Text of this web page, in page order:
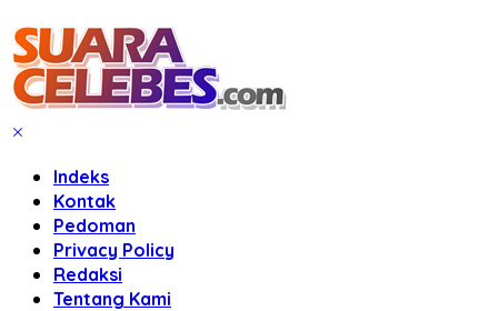
Indeks
Kontak
Pedoman
Privacy Policy
Redaksi
Tentang Kami